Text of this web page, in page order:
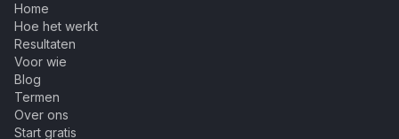
Home
Hoe het werkt
Resultaten
Voor wie
Blog
Termen
Over ons
Start gratis